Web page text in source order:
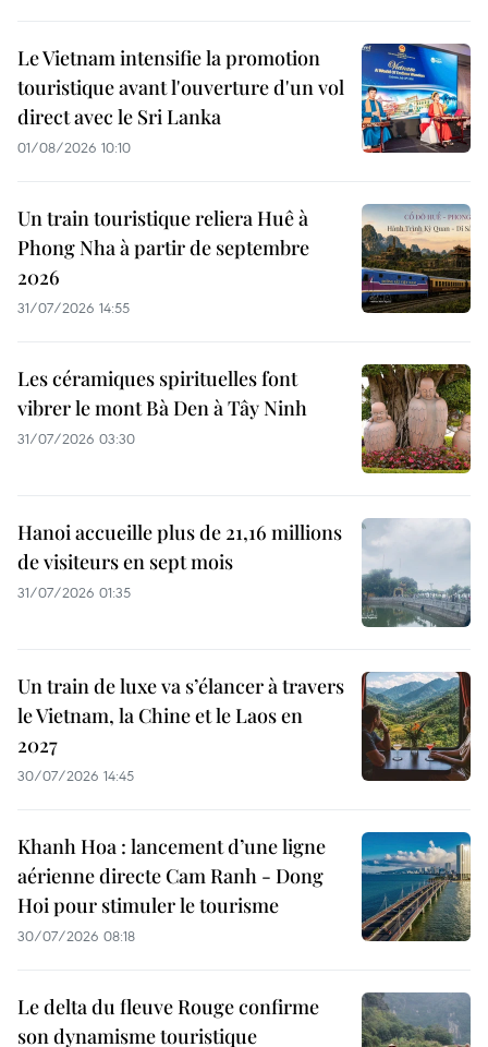
Le Vietnam intensifie la promotion
touristique avant l'ouverture d'un vol
direct avec le Sri Lanka
01/08/2026 10:10
Un train touristique reliera Huê à
Phong Nha à partir de septembre
2026
31/07/2026 14:55
Les céramiques spirituelles font
vibrer le mont Bà Den à Tây Ninh
31/07/2026 03:30
Hanoi accueille plus de 21,16 millions
de visiteurs en sept mois ​
31/07/2026 01:35
Un train de luxe va s’élancer à travers
le Vietnam, la Chine et le Laos en
2027
30/07/2026 14:45
Khanh Hoa : lancement d’une ligne
aérienne directe Cam Ranh - Dong
Hoi pour stimuler le tourisme
30/07/2026 08:18
Le delta du fleuve Rouge confirme
son dynamisme touristique